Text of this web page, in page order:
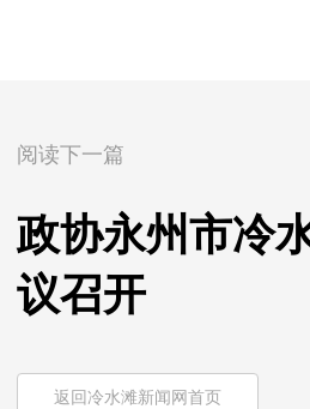
阅读下一篇
政协永州市冷
议召开
返回冷水滩新闻网首页